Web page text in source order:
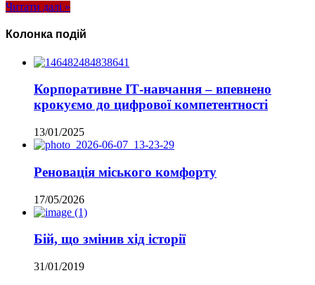
Читати далі »
Колонка подій
Корпоративне ІТ-навчання – впевнено
крокуємо до цифрової компетентності
13/01/2025
Реновація міського комфорту
17/05/2026
Бій, що змінив хід історії
31/01/2019